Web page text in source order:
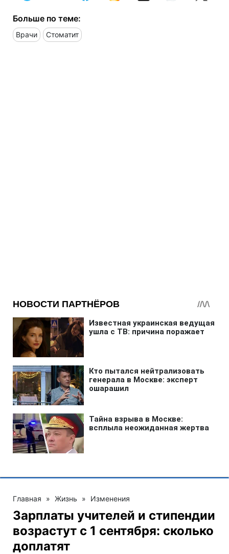
Больше по теме:
Врачи Стоматит
Главная » Жизнь » Изменения
Зарплаты учителей и стипендии
возрастут с 1 сентября: сколько
доплатят